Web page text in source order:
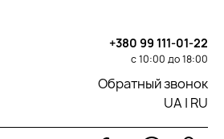
+380 99 111-01-22
с 10:00 до 18:00
Обратный звонок
UA | RU